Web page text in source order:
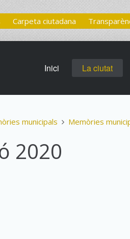
Carpeta ciutadana
Inici La ciutat
municipals Memòries
2020